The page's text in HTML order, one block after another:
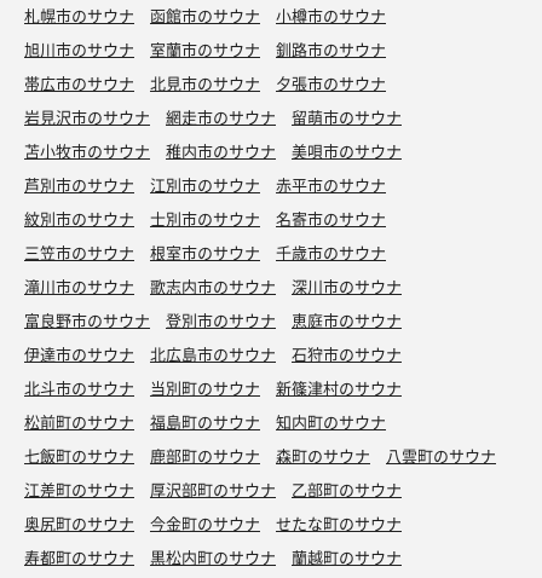
札幌市のサウナ 函館市のサウナ
小樽市のサウナ
旭川市のサウナ
室蘭市のサウナ
釧路市のサウナ
帯広市のサウナ
北見市のサウナ
夕張市のサウナ
岩見沢市のサウナ
網走市のサウナ
留萌市のサウナ
苫小牧市のサウナ
稚内市のサウナ
美唄市のサウナ
芦別市のサウナ
江別市のサウナ
赤平市のサウナ
紋別市のサウナ
士別市のサウナ
名寄市のサウナ
三笠市のサウナ
根室市のサウナ
千歳市のサウナ
滝川市のサウナ
歌志内市のサウナ
深川市のサウナ
富良野市のサウナ
登別市のサウナ
恵庭市のサウナ
伊達市のサウナ
北広島市のサウナ
石狩市のサウナ
北斗市のサウナ
当別町のサウナ
新篠津村のサウナ
松前町のサウナ
福島町のサウナ
知内町のサウナ
七飯町のサウナ
鹿部町のサウナ 森町のサウナ
八雲町のサウナ
江差町のサウナ
厚沢部町のサウナ
乙部町のサウナ
奥尻町のサウナ
今金町のサウナ
せたな町のサウナ
寿都町のサウナ
黒松内町のサウナ
蘭越町のサウナ